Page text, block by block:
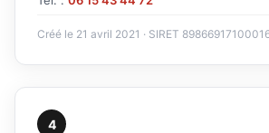
Créé le 21 avril 2021 · SIRET
4